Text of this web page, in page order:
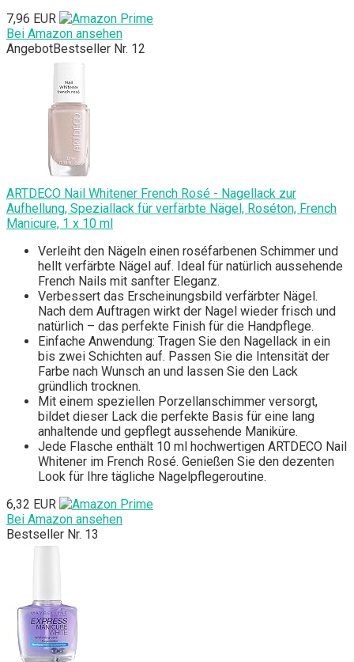
7,96 EUR
Bei Amazon ansehen
AngebotBestseller Nr. 12
ARTDECO Nail Whitener French Rosé - Nagellack zur
Aufhellung, Speziallack für verfärbte Nägel, Roséton, French
Manicure, 1 x 10 ml
Verleiht den Nägeln einen roséfarbenen Schimmer und
hellt verfärbte Nägel auf. Ideal für natürlich aussehende
French Nails mit sanfter Eleganz.
Verbessert das Erscheinungsbild verfärbter Nägel.
Nach dem Auftragen wirkt der Nagel wieder frisch und
natürlich – das perfekte Finish für die Handpflege.
Einfache Anwendung: Tragen Sie den Nagellack in ein
bis zwei Schichten auf. Passen Sie die Intensität der
Farbe nach Wunsch an und lassen Sie den Lack
gründlich trocknen.
Mit einem speziellen Porzellanschimmer versorgt,
bildet dieser Lack die perfekte Basis für eine lang
anhaltende und gepflegt aussehende Maniküre.
Jede Flasche enthält 10 ml hochwertigen ARTDECO Nail
Whitener im French Rosé. Genießen Sie den dezenten
Look für Ihre tägliche Nagelpflegeroutine.
6,32 EUR
Bei Amazon ansehen
Bestseller Nr. 13